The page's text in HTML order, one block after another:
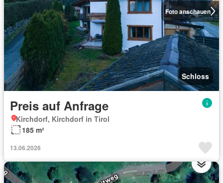
Foto anschauen
Schloss
Preis auf Anfrage
Kirchdorf, Kirchdorf in Tirol
185 m²
13.06.2026